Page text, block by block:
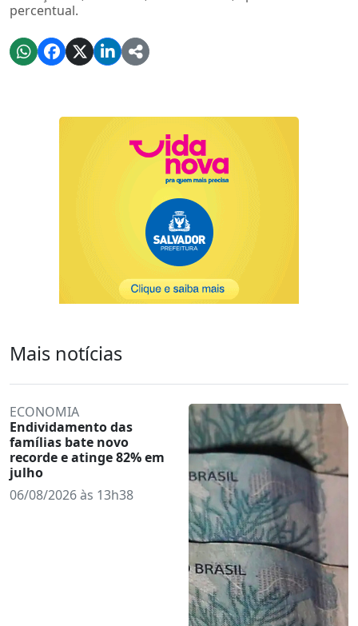
percentual.
Mais notícias
ECONOMIA
Endividamento das
famílias bate novo
recorde e atinge 82% em
julho
06/08/2026 às 13h38